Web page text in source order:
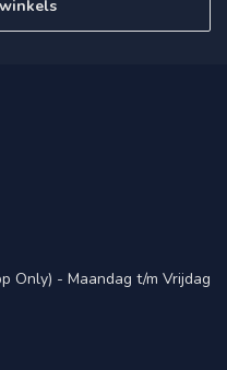
Only) - Maandag t/m Vrijdag